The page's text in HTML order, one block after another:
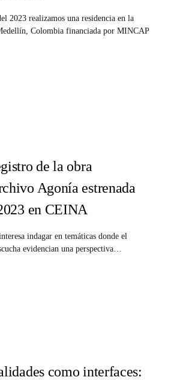
2023 realizamos una residencia en la
Colombia financiada por MINCAP
de la obra
Agonía estrenada
en CEINA
indagar en temáticas donde el
evidencian una perspectiva…
como interfaces: